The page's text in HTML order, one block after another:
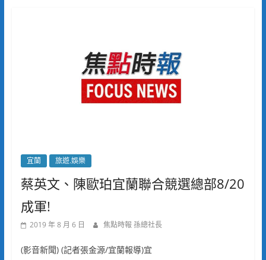
宜蘭 旅遊.娛樂
蔡英文、陳歐珀宜蘭聯合競選總部8/20
成軍!
2019 年 8 月 6 日 焦點時報 孫總社長
(影音新聞) (記者張金源/宜蘭報導)宜